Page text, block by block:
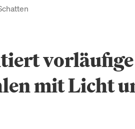
vorläufige
mit Licht